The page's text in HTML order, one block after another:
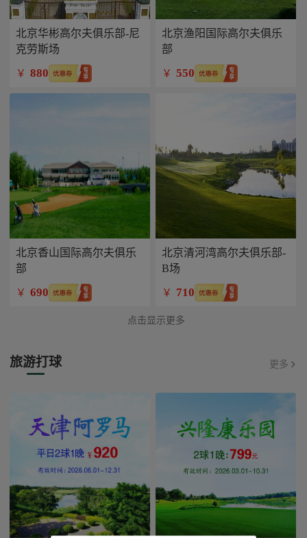
北京华彬高尔夫俱乐部-尼
克劳斯场
￥ 880
北京渔阳国际高尔夫俱乐
部
￥ 550
北京香山国际高尔夫俱乐
部
￥ 690
北京清河湾高尔夫俱乐部-
B场
￥ 710
点击显示更多
旅游打球 更多